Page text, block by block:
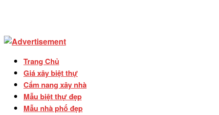
Trang Chủ
Giá xây biệt thự
Cẩm nang xây nhà
Mẫu biệt thự đẹp
Mẫu nhà phố đẹp